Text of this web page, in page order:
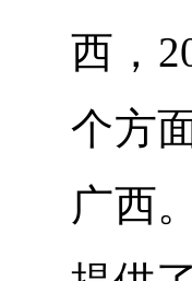
西，
个方
广西